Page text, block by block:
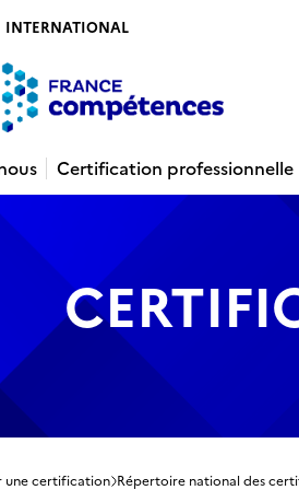
INTERNATIONAL
Certification professionnelle
une certification Répertoire national des